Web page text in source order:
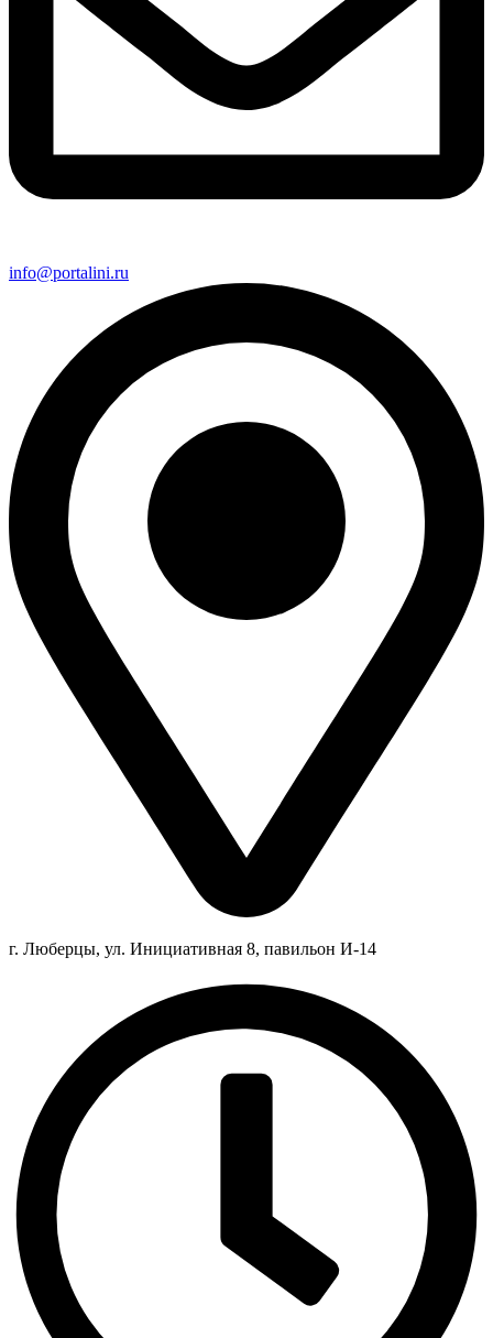
info@portalini.ru
г. Люберцы, ул. Инициативная 8, павильон И-14